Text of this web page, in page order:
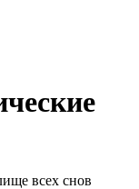
всех снов